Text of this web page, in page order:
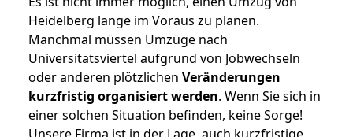
Heidelberg lange im Voraus zu planen.
Manchmal müssen Umzüge nach
Universitätsviertel aufgrund von Jobwechseln
oder anderen plötzlichen Veränderungen
kurzfristig organisiert werden. Wenn Sie sich in
einer solchen Situation befinden, keine Sorge!